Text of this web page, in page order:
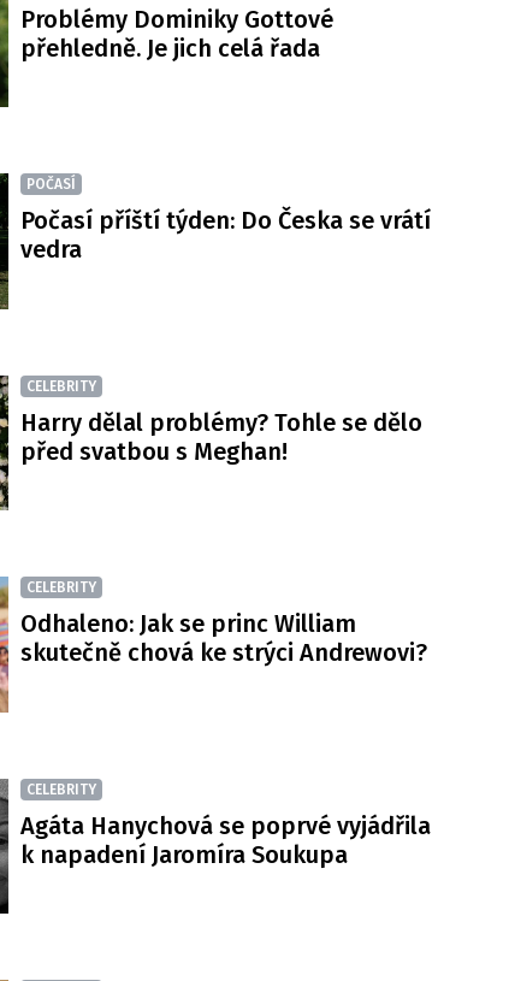
Problémy Dominiky Gottové
přehledně. Je jich celá řada
POČASÍ
Počasí příští týden: Do Česka se vrátí
vedra
CELEBRITY
Harry dělal problémy? Tohle se dělo
před svatbou s Meghan!
CELEBRITY
Odhaleno: Jak se princ William
skutečně chová ke strýci Andrewovi?
CELEBRITY
Agáta Hanychová se poprvé vyjádřila
k napadení Jaromíra Soukupa